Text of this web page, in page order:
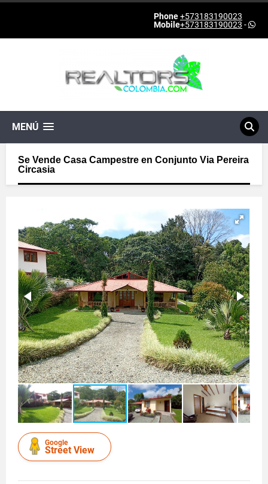
Phone+573183190023
Mobile+573183190023 -
MENÚ
Se Vende Casa Campestre en Conjunto Via Pereira
Circasia
Google
Street View